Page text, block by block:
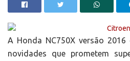
A Honda NC750X versão
novidades que prometem